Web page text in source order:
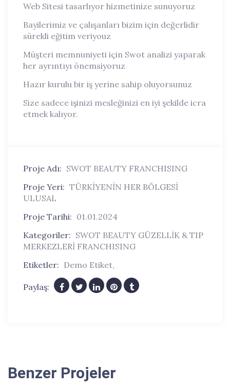
Web Sitesi tasarlıyor hizmetinize sunuyoruz
Bayilerimiz ve çalışanları bizim için değerlidir
sürekli eğitim veriyouz
Müşteri memnuniyeti için Swot analizi yaparak
her ayrıntıyı önemsiyoruz
Hazır kurulu bir iş yerine sahip oluyorsunuz
Size sadece işinizi mesleğinizi en iyi şekilde icra
etmek kalıyor.
Proje Adı: SWOT BEAUTY FRANCHISING
Proje Yeri: TÜRKİYENİN HER BÖLGESİ
ULUSAL
Proje Tarihi: 01.01.2024
Kategoriler: SWOT BEAUTY GÜZELLİK & TIP
MERKEZLERİ FRANCHISING
Etiketler: Demo Etiket,
Paylaş:
Benzer Projeler